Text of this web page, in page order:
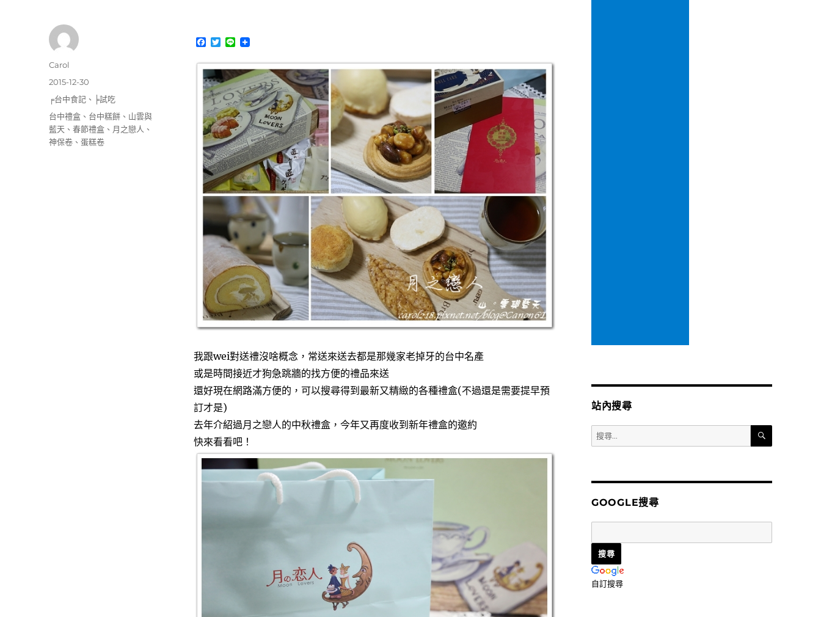
F
c
e
b
o
o
k
T
i
t
t
e
r
L
n
e
我跟wei對送禮沒啥概念，常送來送去都是那幾家老掉牙的台中名產
或是時間接近才狗急跳牆的找方便的禮品來送
還好現在網路滿方便的，可以搜尋得到最新又精緻的各種禮盒(不過還是需要提早預
訂才是)
去年介紹過月之戀人的中秋禮盒，今年又再度收到新年禮盒的邀約
快來看看吧！
作
者
Carol
發
佈
日
期:
2015-12-30
分
類
╒台中食記 、
╞試吃
標
籤
台中禮盒 、 台中糕餅 、 山雲與
藍天 、春節禮盒 、 月之戀人 、
神保卷 、蛋糕卷
站內搜尋
搜
尋
字:
搜
GOOGLE搜尋
自訂搜尋